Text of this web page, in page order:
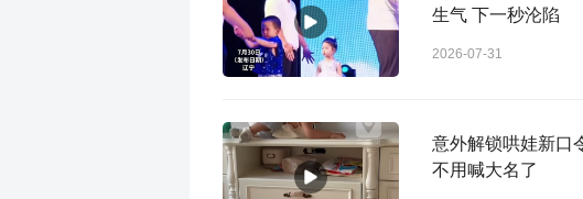
生气 下一秒沦陷
2026-07-31
意外解锁哄娃新口
不用喊大名了